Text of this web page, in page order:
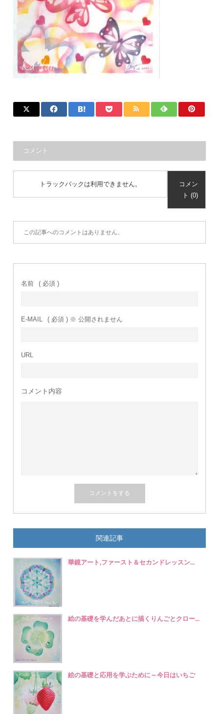
コメント
トラックバックは利用できません。
コメン
ト (0)
この記事へのコメントはありません。
名前 ( 必須 )
E-MAIL ( 必須 ) ※ 公開されません
URL
コメント内容
関連記事
華鏡アート,ファースト＆セカンドレッスン...
絵の基礎を学んだあとに描くりんごとクロー...
絵の基礎と応用を学ぶために～今日はいちご